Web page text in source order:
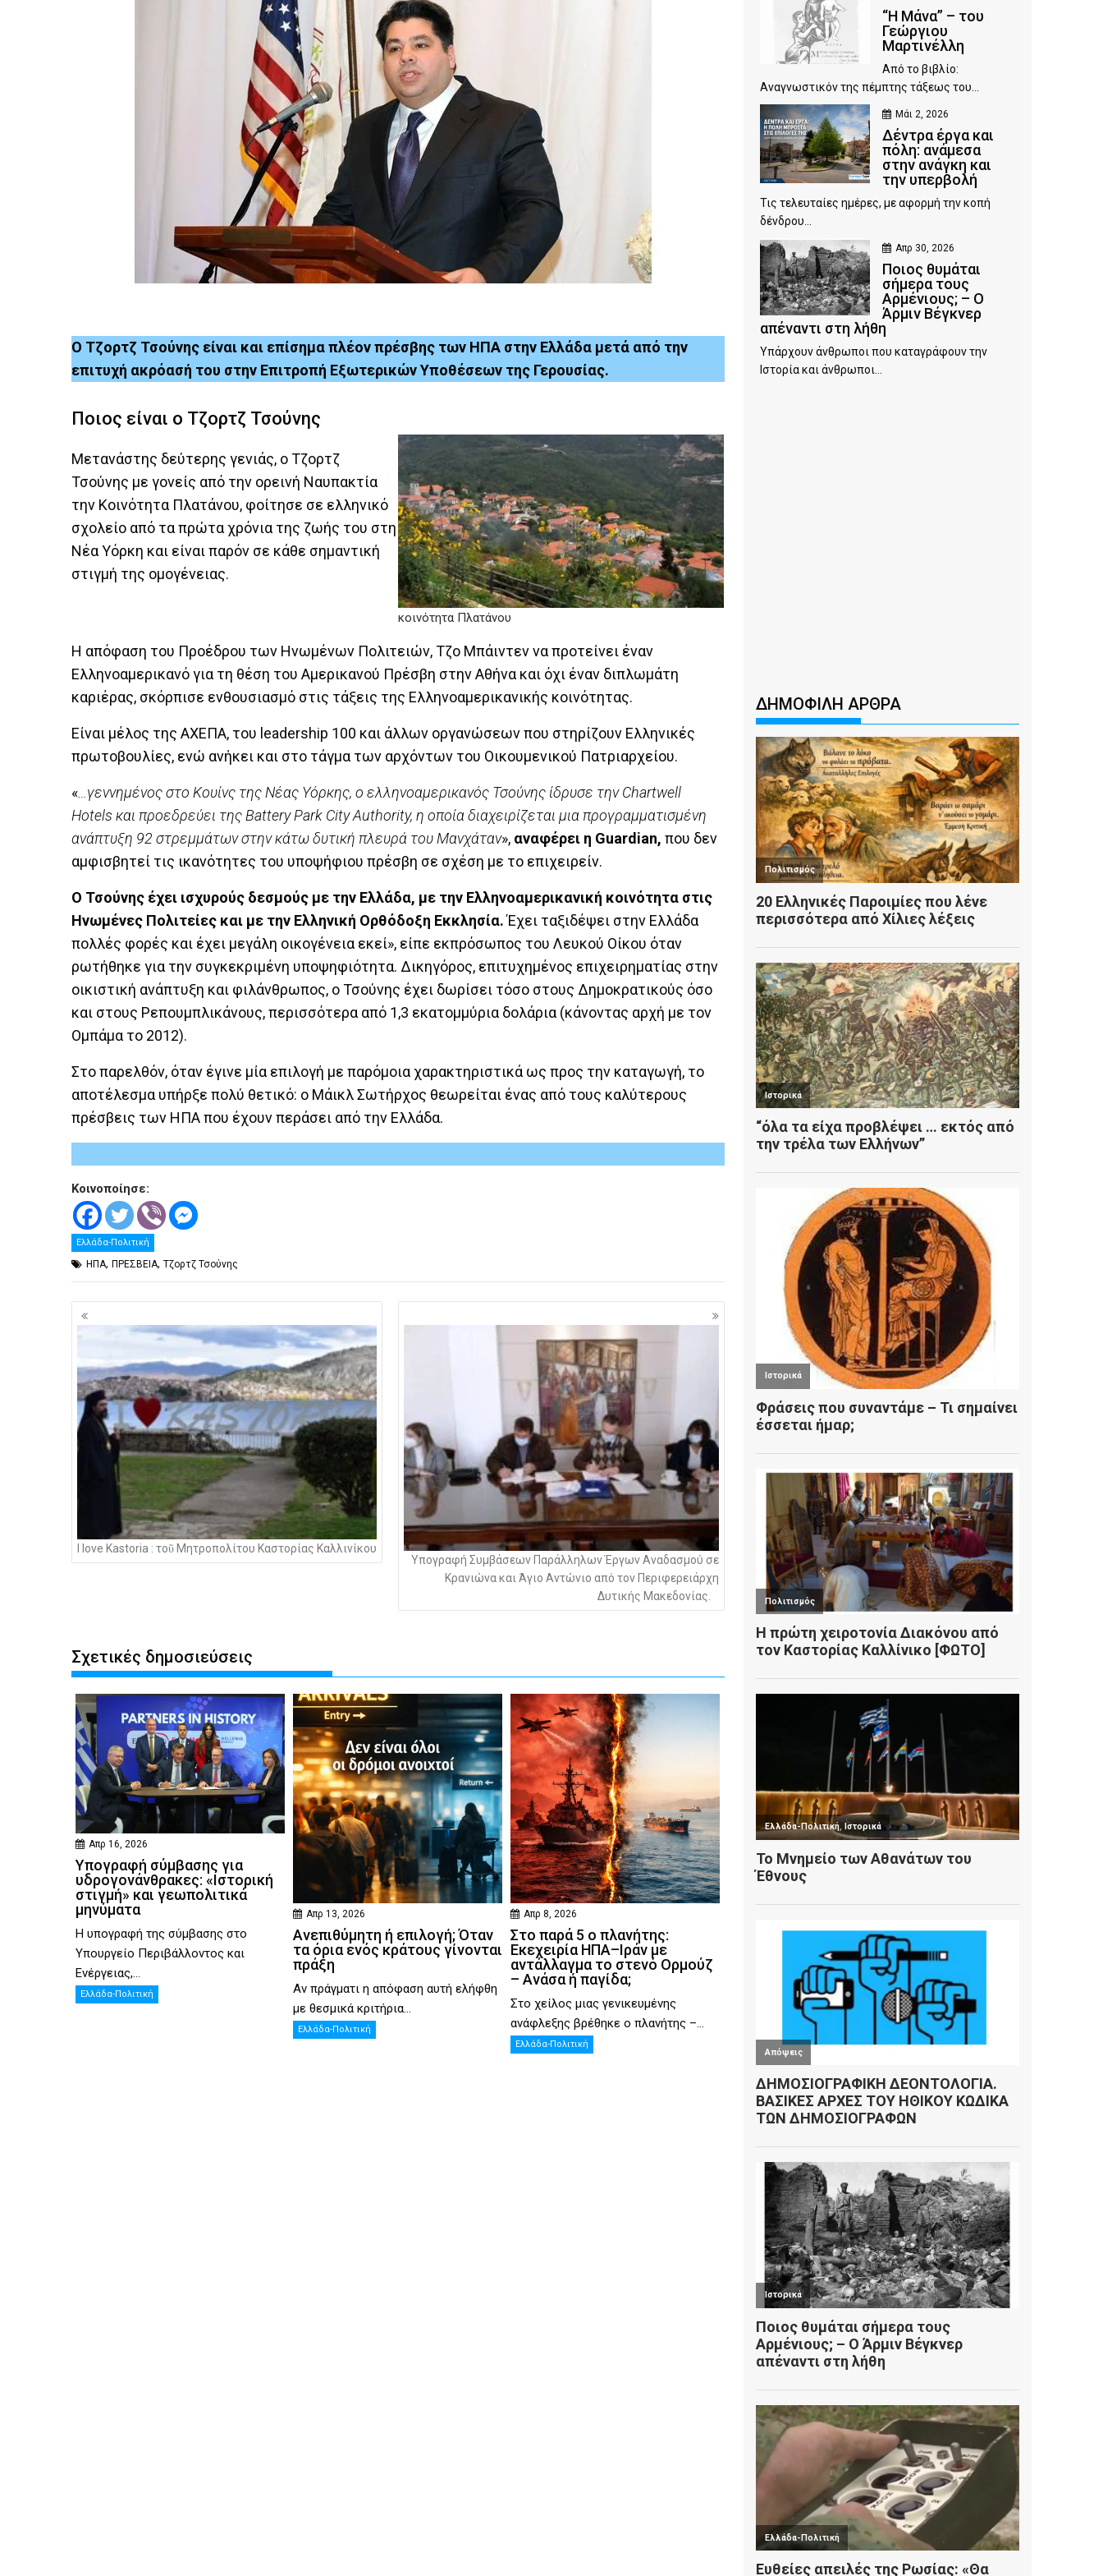
Ο Τζορτζ Τσούνης είναι και επίσημα πλέον πρέσβης των ΗΠΑ στην Ελλάδα μετά από την
επιτυχή ακρόασή του στην Επιτροπή Εξωτερικών Υποθέσεων της Γερουσίας.
Ποιος είναι ο Τζορτζ Τσούνης
Μετανάστης δεύτερης γενιάς, ο Τζορτζ
Τσούνης με γονείς από την ορεινή Ναυπακτία
την Κοινότητα Πλατάνου, φοίτησε σε ελληνικό
σχολείο από τα πρώτα χρόνια της ζωής του στη
Νέα Υόρκη και είναι παρόν σε κάθε σημαντική
στιγμή της ομογένειας.
κοινότητα Πλατάνου
Η απόφαση του Προέδρου των Ηνωμένων Πολιτειών, Τζο Μπάιντεν να προτείνει έναν
Ελληνοαμερικανό για τη θέση του Αμερικανού Πρέσβη στην Αθήνα και όχι έναν διπλωμάτη
καριέρας, σκόρπισε ενθουσιασμό στις τάξεις της Ελληνοαμερικανικής κοινότητας.
Είναι μέλος της ΑΧΕΠΑ, του leadership 100 και άλλων οργανώσεων που στηρίζουν Ελληνικές
πρωτοβουλίες, ενώ ανήκει και στο τάγμα των αρχόντων του Οικουμενικού Πατριαρχείου.
« …γεννημένος στο Κουίνς της Νέας Υόρκης, ο ελληνοαμερικανός Τσούνης ίδρυσε την Chartwell
Hotels και προεδρεύει της Battery Park City Authority, η οποία διαχειρίζεται μια προγραμματισμένη
ανάπτυξη 92 στρεμμάτων στην κάτω δυτική πλευρά του Μανχάταν», αναφέρει η Guardian, που δεν
αμφισβητεί τις ικανότητες του υποψήφιου πρέσβη σε σχέση με το επιχειρείν.
Ο Τσούνης έχει ισχυρούς δεσμούς με την Ελλάδα, με την Ελληνοαμερικανική κοινότητα στις
Ηνωμένες Πολιτείες και με την Ελληνική Ορθόδοξη Εκκλησία.Έχει ταξιδέψει στην Ελλάδα
πολλές φορές και έχει μεγάλη οικογένεια εκεί», είπε εκπρόσωπος του Λευκού Οίκου όταν
ρωτήθηκε για την συγκεκριμένη υποψηφιότητα. Δικηγόρος, επιτυχημένος επιχειρηματίας στην
οικιστική ανάπτυξη και φιλάνθρωπος, ο Τσούνης έχει δωρίσει τόσο στους Δημοκρατικούς όσο
και στους Ρεπουμπλικάνους, περισσότερα από 1,3 εκατομμύρια δολάρια (κάνοντας αρχή με τον
Ομπάμα το 2012).
Στο παρελθόν, όταν έγινε μία επιλογή με παρόμοια χαρακτηριστικά ως προς την καταγωγή, το
αποτέλεσμα υπήρξε πολύ θετικό: ο Μάικλ Σωτήρχος θεωρείται ένας από τους καλύτερους
πρέσβεις των ΗΠΑ που έχουν περάσει από την Ελλάδα.
Κοινοποίησε:
Ελλάδα-Πολιτική
ΗΠΑ, ΠΡΕΣΒΕΙΑ, Τζορτζ Τσούνης
Πλοήγηση
άρθρων
I love Kastoria : τοῦ Μητροπολίτου Καστορίας Καλλινίκου
Υπογραφή Συμβάσεων Παράλληλων Έργων Αναδασμού σε
Κρανιώνα και Άγιο Αντώνιο από τον Περιφερειάρχη
Δυτικής Μακεδονίας.
Σχετικές δημοσιεύσεις
Απρ 16, 2026
Υπογραφή σύμβασης για
υδρογονάνθρακες: «Ιστορική
στιγμή» και γεωπολιτικά
μηνύματα
Η υπογραφή της σύμβασης στο
Υπουργείο Περιβάλλοντος και
Ενέργειας,...
Ελλάδα-Πολιτική
Απρ 13, 2026
Ανεπιθύμητη ή επιλογή; Όταν
τα όρια ενός κράτους γίνονται
πράξη
Αν πράγματι η απόφαση αυτή ελήφθη
με θεσμικά κριτήρια...
Ελλάδα-Πολιτική
Απρ 8, 2026
Στο παρά 5 ο πλανήτης:
Εκεχειρία ΗΠΑ–Ιράν με
αντάλλαγμα το στενό Ορμούζ
– Ανάσα ή παγίδα;
Στο χείλος μιας γενικευμένης
ανάφλεξης βρέθηκε ο πλανήτης –...
Ελλάδα-Πολιτική
“Η Μάνα” – του
Γεώργιου
Μαρτινέλλη
Από το βιβλίο:
Αναγνωστικόν της πέμπτης τάξεως του...
Μάι 2, 2026
Δέντρα έργα και
πόλη: ανάμεσα
στην ανάγκη και
την υπερβολή
Τις τελευταίες ημέρες, με αφορμή την κοπή
δένδρου...
Απρ 30, 2026
Ποιος θυμάται
σήμερα τους
Αρμένιους; – Ο
Άρμιν Βέγκνερ
απέναντι στη λήθη
Υπάρχουν άνθρωποι που καταγράφουν την
Ιστορία και άνθρωποι...
ΔΗΜΟΦΙΛΗ ΑΡΘΡΑ